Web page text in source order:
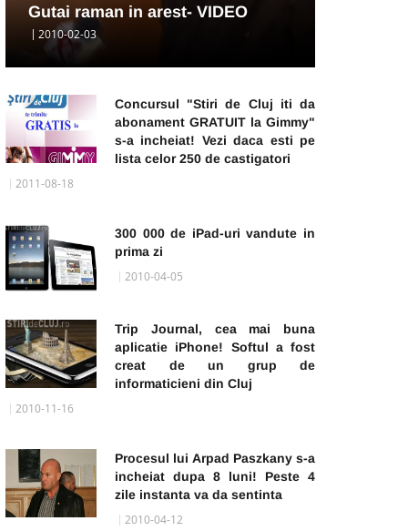
Gutai raman in arest- VIDEO
2010-02-03
Concursul "Stiri de Cluj iti da
abonament GRATUIT la Gimmy"
s-a incheiat! Vezi daca esti pe
lista celor 250 de castigatori
2011-08-18
300 000 de iPad-uri vandute in
prima zi
2010-04-05
Trip Journal, cea mai buna
aplicatie iPhone! Softul a fost
creat de un grup de
informaticieni din Cluj
2010-11-16
Procesul lui Arpad Paszkany s-a
incheiat dupa 8 luni! Peste 4
zile instanta va da sentinta
2010-04-12